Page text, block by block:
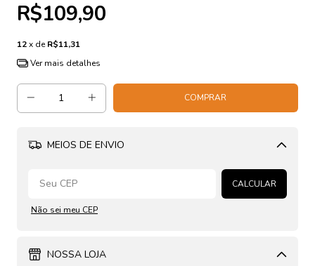
R$109,90
12x deR$11,31
Ver mais detalhes
MEIOS DE ENVIO
Alterar CEP
CALCULAR
Não sei meu CEP
NOSSA LOJA